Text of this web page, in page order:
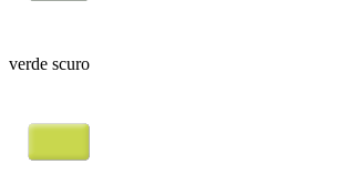
verde scuro